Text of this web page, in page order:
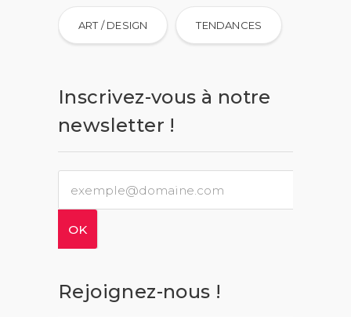
ART / DESIGN TENDANCES
Inscrivez-vous à notre
newsletter !
Rejoignez-nous !